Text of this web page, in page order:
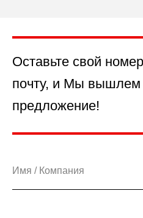
Оставьте свой
почту, и Мы вышлем
предложение!